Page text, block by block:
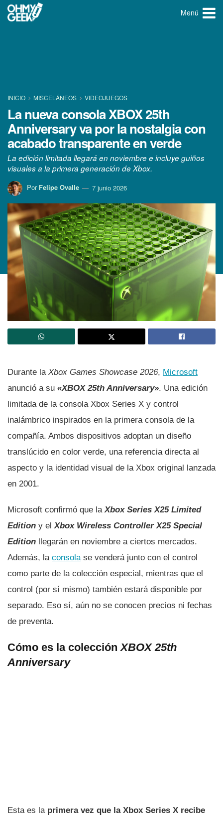
Menú
INICIO MISCELÁNEOS VIDEOJUEGOS
La nueva consola XBOX 25th
Anniversary va por la nostalgia con
acabado transparente en verde
La edición limitada llegará en noviembre e incluye guiños
visuales a la primera generación de Xbox.
Por Felipe Ovalle 7 junio 2026
Durante la Xbox Games Showcase 2026, Microsoft
anunció a su «XBOX 25th Anniversary». Una edición
limitada de la consola Xbox Series X y control
inalámbrico inspirados en la primera consola de la
compañía. Ambos dispositivos adoptan un diseño
translúcido en color verde, una referencia directa al
aspecto y la identidad visual de la Xbox original lanzada
en 2001.
Microsoft confirmó que la Xbox Series X25 Limited
Edition y el Xbox Wireless Controller X25 Special
Edition llegarán en noviembre a ciertos mercados.
Además, la consola se venderá junto con el control
como parte de la colección especial, mientras que el
control (por sí mismo) también estará disponible por
separado. Eso sí, aún no se conocen precios ni fechas
de preventa.
Cómo es la colecciónXBOX 25th
Anniversary
Esta es la primera vez que la Xbox Series X recibe